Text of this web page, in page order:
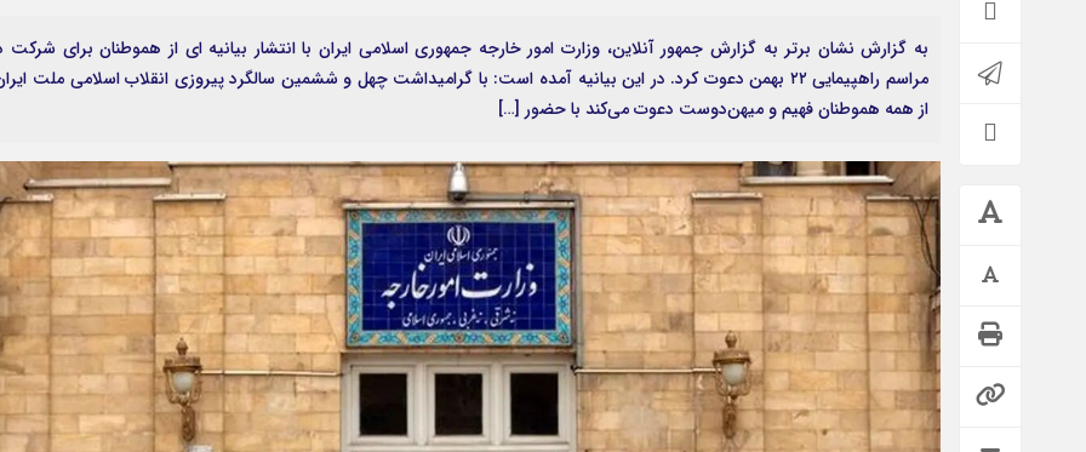
به گزارش نشان برتر به گزارش جمهور آنلاین، وزارت امور خارجه جمهوری اسلامی ایران با انتشار بیانیه ای از هموطنان برای شرکت
مراسم راهپیمایی ۲۲ بهمن دعوت کرد. در این بیانیه آمده است: با گرامیداشت چهل‌ و ششمین سالگرد پیروزی انقلاب اسلامی ملت
از همه هموطنان فهیم و میهن‌دوست دعوت می‌کند با حضور […]